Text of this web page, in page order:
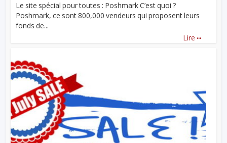
Le site spécial pour toutes : Poshmark C’est quoi ?
Poshmark, ce sont 800,000 vendeurs qui proposent leurs
fonds de...
Lire ...